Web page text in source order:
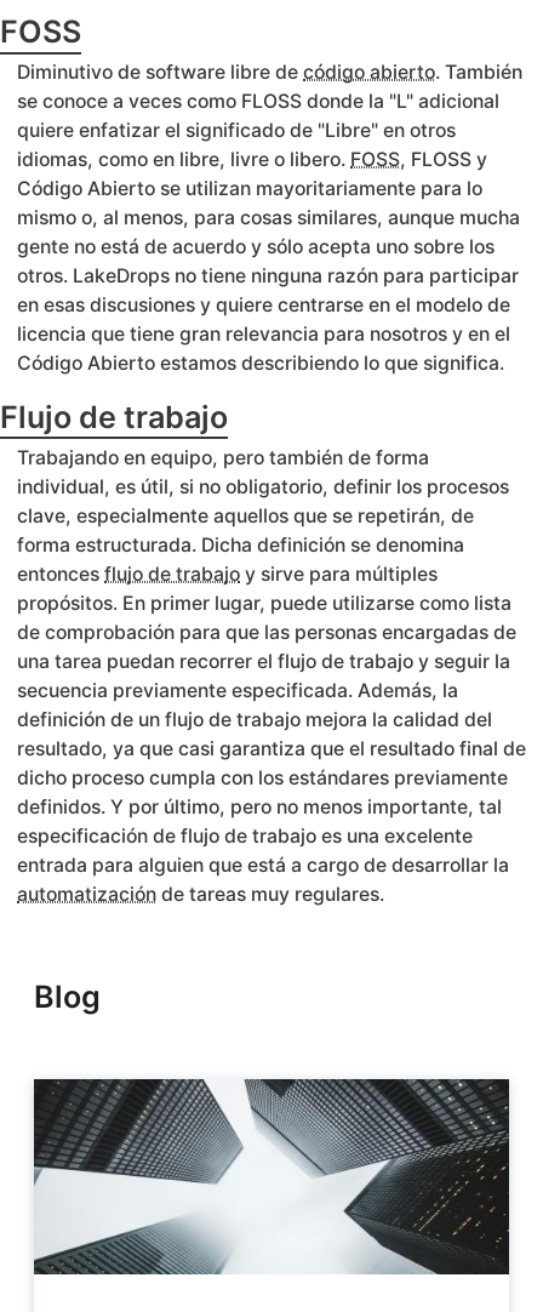
FOSS
Diminutivo de software libre de código abierto. También
se conoce a veces como FLOSS donde la "L" adicional
quiere enfatizar el significado de "Libre" en otros
idiomas, como en libre, livre o libero. FOSS, FLOSS y
Código Abierto se utilizan mayoritariamente para lo
mismo o, al menos, para cosas similares, aunque mucha
gente no está de acuerdo y sólo acepta uno sobre los
otros. LakeDrops no tiene ninguna razón para participar
en esas discusiones y quiere centrarse en el modelo de
licencia que tiene gran relevancia para nosotros y en el
Código Abierto estamos describiendo lo que significa.
Flujo de trabajo
Trabajando en equipo, pero también de forma
individual, es útil, si no obligatorio, definir los procesos
clave, especialmente aquellos que se repetirán, de
forma estructurada. Dicha definición se denomina
entonces flujo de trabajo y sirve para múltiples
propósitos. En primer lugar, puede utilizarse como lista
de comprobación para que las personas encargadas de
una tarea puedan recorrer el flujo de trabajo y seguir la
secuencia previamente especificada. Además, la
definición de un flujo de trabajo mejora la calidad del
resultado, ya que casi garantiza que el resultado final de
dicho proceso cumpla con los estándares previamente
definidos. Y por último, pero no menos importante, tal
especificación de flujo de trabajo es una excelente
entrada para alguien que está a cargo de desarrollar la
automatización de tareas muy regulares.
Blog